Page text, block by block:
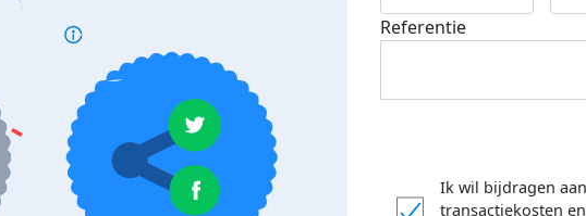
Referentie
Ik wil bijdragen
transactiekosten